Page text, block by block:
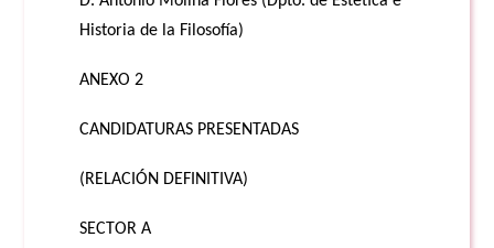
Historia de la Filosofía)
ANEXO 2
CANDIDATURAS PRESENTADAS
(RELACIÓN DEFINITIVA)
SECTOR A